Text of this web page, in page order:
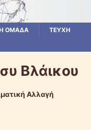
ΟΜΑΔΑ
ΤΕΥΧΗ
Βλάικου
Αλλαγή